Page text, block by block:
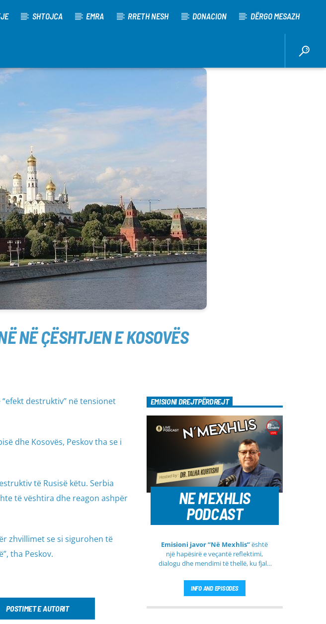
SHTOJCA EMRA RRETH NESH DONACION DËRGO MESAZH
NË ÇËSHTJEN E KOSOVËS
destruktiv” në tensionet
dhe Kosovës, Peskov tha se i
të Rusisë këtu. Serbia
të vështira dhe reagon ashpër
zhvillimet se si sigurohen të
tha Peskov.
POSTIMET E AUTORIT
EMISIONI DREJTPËRDREJT
NE MEXHLIS
PODCAST
Emisioni javor “Në Mexhlis”është
një hapësirë e veçantë reflektimi,
dialogu dhe mendimi të thellë, ku fjala
kuptim të veçantë. Ky emision
transmetohetdrejtpërdrejt çdo të
formë komunikimi të hapur, të qetë
INFO AND EPISODES